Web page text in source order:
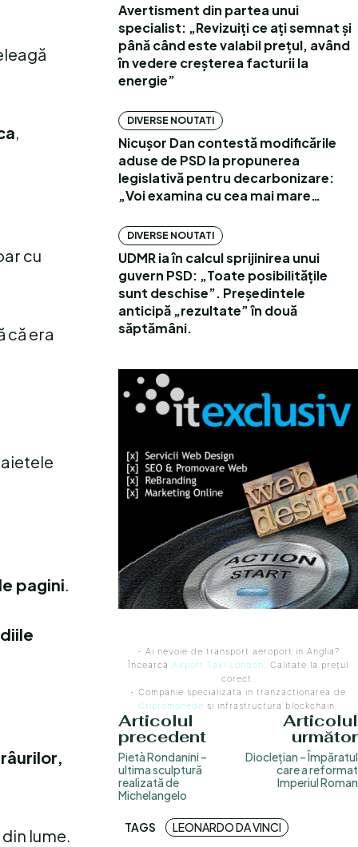
,
cu
că era
pagini.
lume.
Avertisment din partea unui
specialist: „Revizuiți ce ați semnat și
până când este valabil prețul, având
în vedere creșterea facturii la
energie”
DIVERSE NOUTATI
Nicușor Dan contestă modificările
aduse de PSD la propunerea
legislativă pentru decarbonizare:
„Voi examina cu cea mai mare…
DIVERSE NOUTATI
UDMR ia în calcul sprijinirea unui
guvern PSD: „Toate posibilitățile
sunt deschise”. Președintele
anticipă „rezultate” în două
săptămâni.
- Ai nevoie de transport aeroport in Anglia?
Încearcă Airport Taxi London. Calitate la prețul
corect.
- Companie specializata in tranzactionarea de
Criptomonede si infrastructura blockchain.
Articolul
precedent
Pietà Rondanini –
ultima sculptură
realizată de
Michelangelo
Articolul
următor
Dioclețian – Împăratul
care a reformat
Imperiul Roman
TAGS LEONARDO DA VINCI